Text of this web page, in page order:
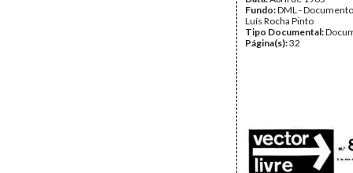
Fundo:DML -
Luís Rocha Pinto
Tipo Documental:
Página(s):32